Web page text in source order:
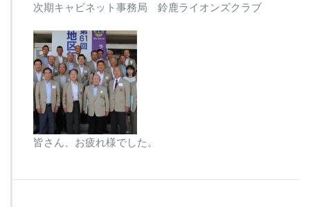
次期キャビネット事務局 鈴鹿ライオンズクラブ
皆さん、お疲れ様でした。